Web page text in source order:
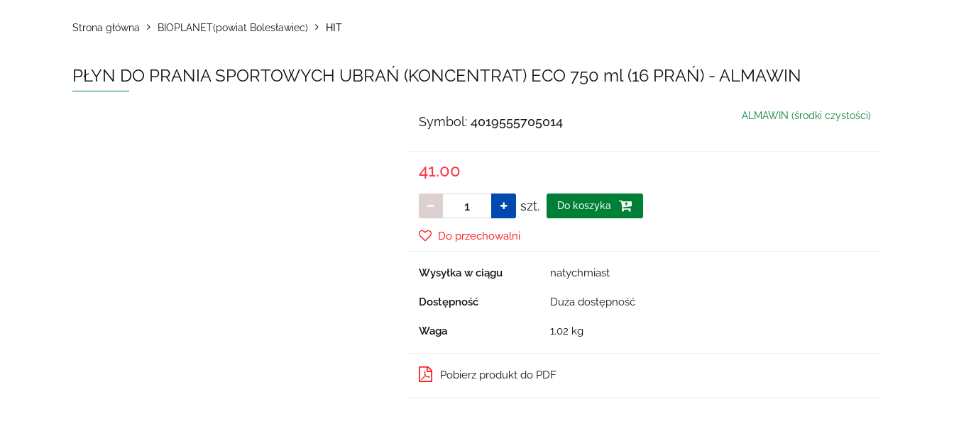
Strona główna BIOPLANET(powiat Bolesławiec) HIT
PŁYN DO PRANIA SPORTOWYCH UBRAŃ (KONCENTRAT) ECO 750 ml (16 PRAŃ) - ALMAWIN
Symbol: 4019555705014 ALMAWIN (środki czystości)
41.00
szt. Do koszyka
Do przechowalni
Wysyłka w ciągu natychmiast
Dostępność Duża dostępność
Waga 1.02 kg
Pobierz produkt do PDF